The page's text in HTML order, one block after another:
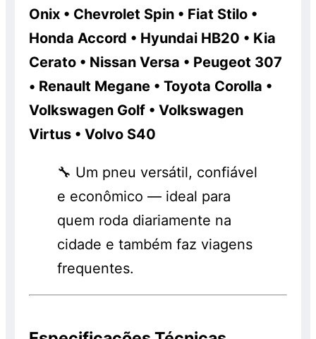
Onix • Chevrolet Spin • Fiat Stilo •
Honda Accord • Hyundai HB20 • Kia
Cerato • Nissan Versa • Peugeot 307
• Renault Megane • Toyota Corolla •
Volkswagen Golf • Volkswagen
Virtus • Volvo S40
🔧 Um pneu versátil, confiável
e econômico — ideal para
quem roda diariamente na
cidade e também faz viagens
frequentes.